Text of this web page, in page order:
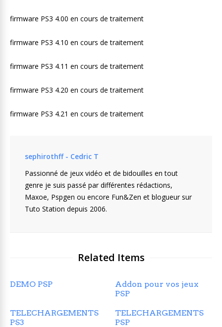
firmware PS3 4.00 en cours de traitement
firmware PS3 4.10 en cours de traitement
firmware PS3 4.11 en cours de traitement
firmware PS3 4.20 en cours de traitement
firmware PS3 4.21 en cours de traitement
sephirothff - Cedric T
Passionné de jeux vidéo et de bidouilles en tout
genre je suis passé par différentes rédactions,
Maxoe, Pspgen ou encore Fun&Zen et blogueur sur
Tuto Station depuis 2006.
Related Items
DEMO PSP
Addon pour vos jeux
PSP
TELECHARGEMENTS
PS3
TELECHARGEMENTS
PSP